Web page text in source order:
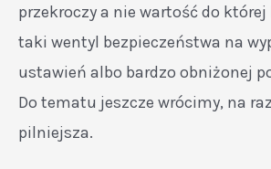
przekroczy a nie wartość do której
taki wentyl bezpieczeństwa na
ustawień albo bardzo obniżonej
Do tematu jeszcze wrócimy, na
pilniejsza.